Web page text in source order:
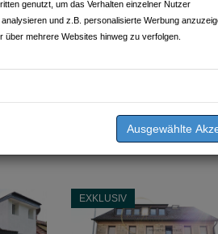
genutzt, um das Verhalten einzelner Nutzer
und z.B. personalisierte Werbung
mehrere Websites hinweg zu verfolgen.